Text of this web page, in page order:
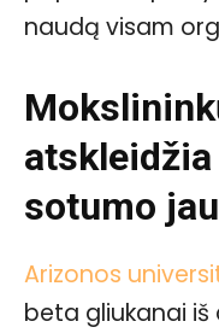
naudą visam
sotumo
Arizonos
beta gliukanai